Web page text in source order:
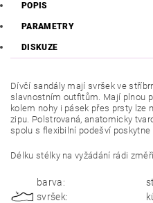
POPIS
PARAMETRY
DISKUZE
Dívčí sandály mají svršek ve
slavnostním outfitům. Mají plnou
kolem nohy i pásek přes prsty
zipu. Polstrovaná, anatomicky
spolu s flexibilní podešví
Délku stélky na vyžádání rádi
barva:
svršek: